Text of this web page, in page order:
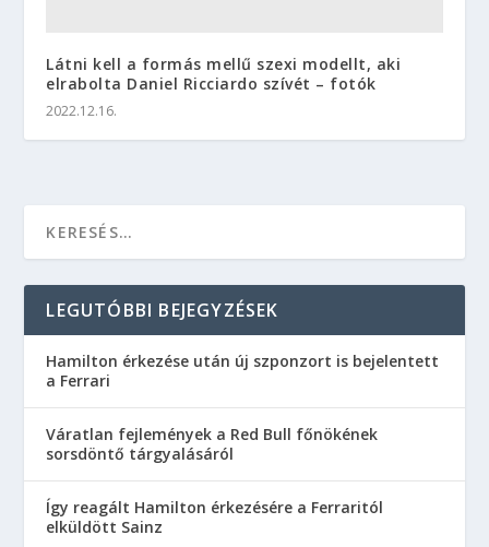
Látni kell a formás mellű szexi modellt, aki
elrabolta Daniel Ricciardo szívét – fotók
2022.12.16.
LEGUTÓBBI BEJEGYZÉSEK
Hamilton érkezése után új szponzort is bejelentett
a Ferrari
Váratlan fejlemények a Red Bull főnökének
sorsdöntő tárgyalásáról
Így reagált Hamilton érkezésére a Ferraritól
elküldött Sainz